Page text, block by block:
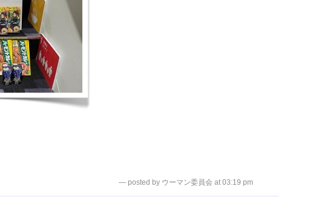
— posted by ウーマン委員会 at 03:19 pm